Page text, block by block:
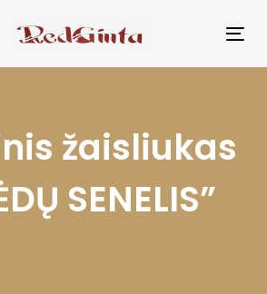
žaisliukas
SENELIS”